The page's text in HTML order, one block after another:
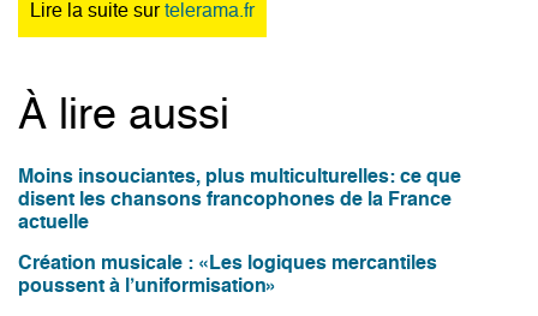
Lire la suite surtelerama.fr
À lire aussi
Moins insouciantes, plus multiculturelles: ce que
disent les chansons francophones de la France
actuelle
Création musicale : «Les logiques mercantiles
poussent à l’uniformisation»